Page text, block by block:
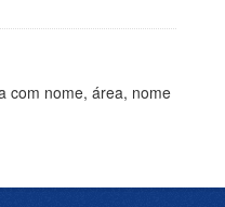
com nome, área, nome